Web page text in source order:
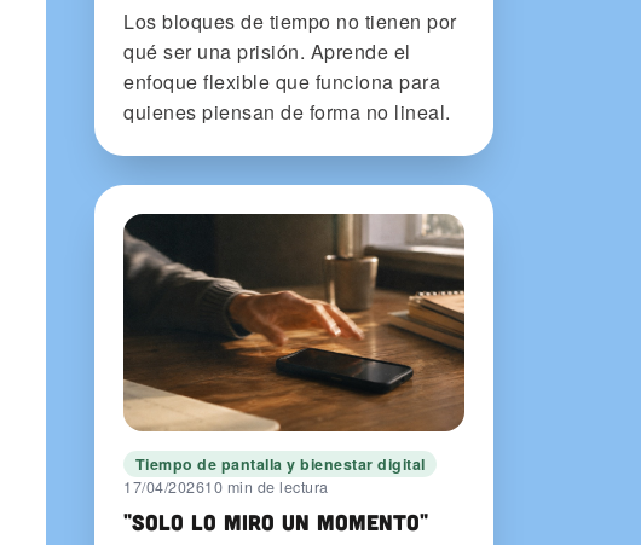
Los bloques de tiempo no tienen por
qué ser una prisión. Aprende el
enfoque flexible que funciona para
quienes piensan de forma no lineal.
Tiempo de pantalla y bienestar digital
17/04/202610 min de lectura
"Solo lo miro un momento"